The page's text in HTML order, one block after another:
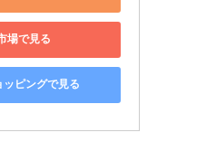
場で見る
ピングで見る